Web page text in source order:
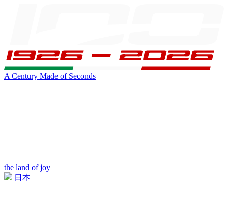
A Century Made of Seconds
the land of joy
日本